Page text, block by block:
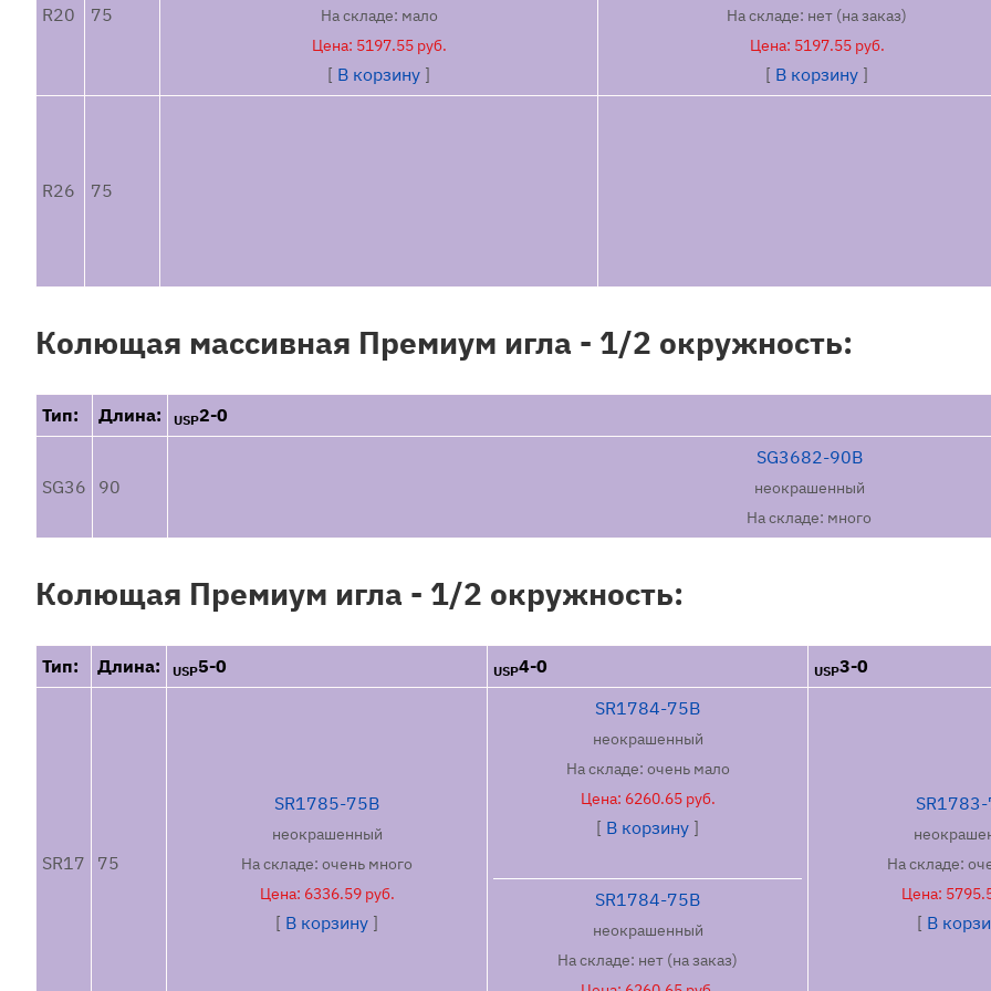
4
6-0
8-0
шт.:
Отображать
крови,
предосторожности
Температура 288-
МЕРЫ
Не применять на
Особое внимание
Длительный
показано
R20 75
На складе: мало
Цена: 5197.55 руб.
[ В корзину ]
На складе: нет (на заказ)
Цена: 5197.55 руб.
[ В корзину ]
R26 75
Колющая массивная Премиум игла - 1/2 окружность:
Тип: Длина: USP2-0
SG36 90
SG3682-90B
неокрашенный
На складе: много
Колющая Премиум игла - 1/2 окружность:
Тип: Длина: USP5-0 USP4-0 USP3-0
SR17 75
SR1785-75B
неокрашенный
На складе: очень много
Цена: 6336.59 руб.
[ В корзину ]
SR1784-75B
неокрашенный
На складе: очень мало
Цена: 6260.65 руб.
[ В корзину ]
SR1784-75B
неокрашенный
На складе: нет (на заказ)
На складе:
Цена:
[ В